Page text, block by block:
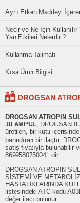
Aynı Etken Maddeyi
Nedir ve Ne İçin Kullanılır
Yan Etkileri Nelerdir ?
Kullanma Talimatı
Kısa Ürün Bilgisi
DROGSAN
DROGSAN ATROPIN
10 AMPUL , DROGSAN
üretilen, bir kutu
barındıran bir ilaçtır.
satış fiyatıyla bulunabilir
8699580750041 dir.
DROGSAN ATROPIN
SİSTEMİ VE
HASTALIKLARINDA
listesindeki ATC kodu
değer ilacı bulunur.